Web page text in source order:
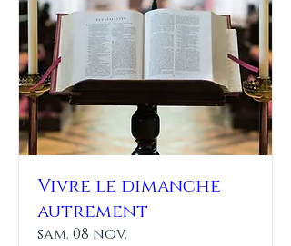
Vivre le dimanche
autrement
sam. 08 nov.